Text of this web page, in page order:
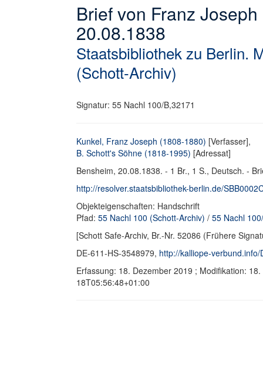
Brief von Franz
20.08.1838
Staatsbibliothek zu Berlin.
(Schott-Archiv)
Signatur: 55 Nachl 100/B,32171
Kunkel, Franz Joseph (1808-1880) [Verfasser],
B. Schott's Söhne (1818-1995) [Adressat]
Bensheim, 20.08.1838. - 1 Br., 1 S., Deutsch. -
http://resolver.staatsbibliothek-berlin.de/
Objekteigenschaften: Handschrift
Pfad: 55 Nachl 100 (Schott-Archiv) / 55 Nachl
[Schott Safe-Archiv, Br.-Nr. 52086 (Frühere
DE-611-HS-3548979, http://kalliope-
Erfassung: 18. Dezember 2019 ; Modifikation:
18T05:56:48+01:00